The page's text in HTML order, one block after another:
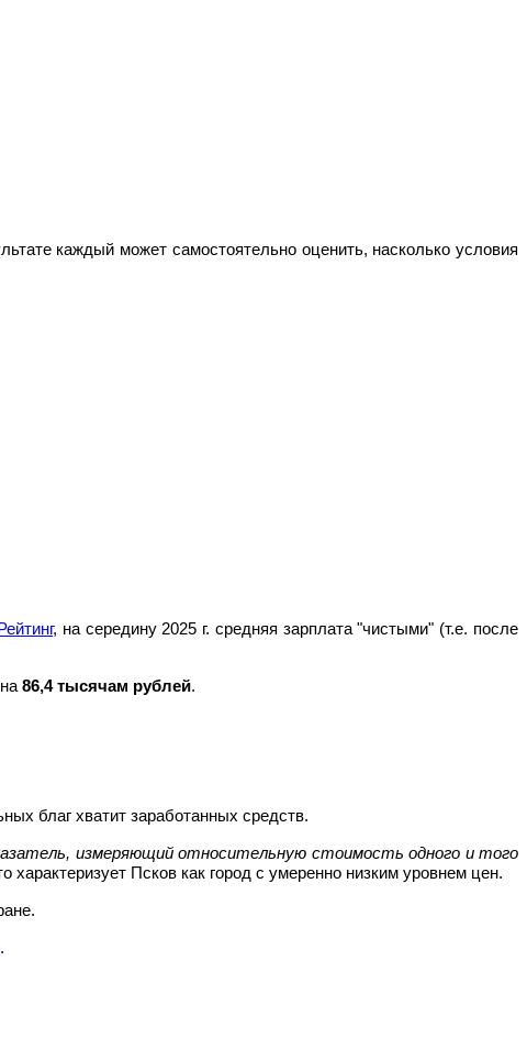
каждый может самостоятельно оценить, насколько условия
, на середину 2025 г. средняя зарплата "чистыми" (т.е. после
86,4 тысячам рублей.
благ хватит заработанных средств.
измеряющий относительную стоимость одного и того
характеризует Псков как город с умеренно низким уровнем цен.
.